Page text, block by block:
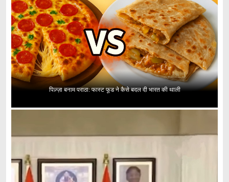
पिज़्ज़ा बनाम पराठा: फास्ट फूड ने कैसे बदल दी भारत की थाली